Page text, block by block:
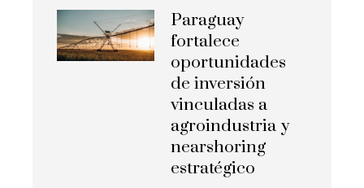
Paraguay
fortalece
oportunidades
de inversión
vinculadas a
agroindustria y
nearshoring
estratégico